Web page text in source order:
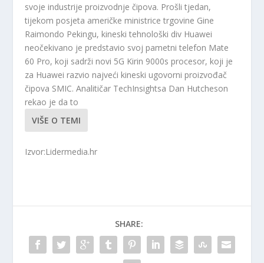
svoje industrije proizvodnje čipova. Prošli tjedan,
tijekom posjeta američke ministrice trgovine Gine
Raimondo Pekingu, kineski tehnološki div Huawei
neočekivano je predstavio svoj pametni telefon Mate
60 Pro, koji sadrži novi 5G Kirin 9000s procesor, koji je
za Huawei razvio najveći kineski ugovorni proizvođač
čipova SMIC. Analitičar TechInsightsa Dan Hutcheson
rekao je da to
VIŠE O TEMI
Izvor:Lidermedia.hr
SHARE: